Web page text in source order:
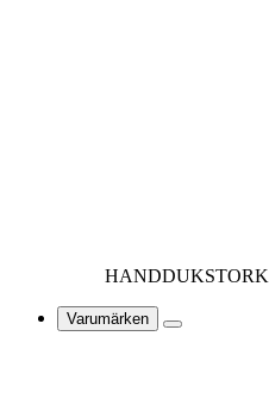
HANDDUKSTORK
Varumärken